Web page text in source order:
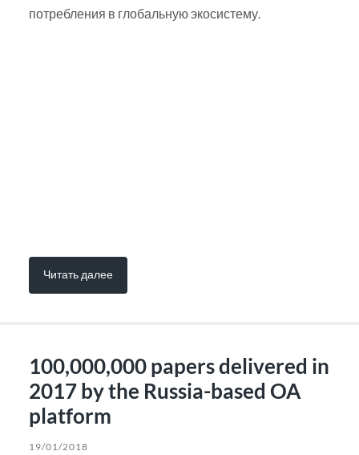
потребления в глобальную экосистему.
Читать далее
100,000,000 papers delivered in
2017 by the Russia-based OA
platform
19/01/2018